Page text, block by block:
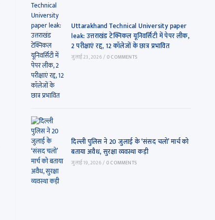
Uttarakhand Technical University paper
leak: उत्तराखंड टेक्निकल यूनिवर्सिटी में पेपर लीक,
2 परीक्षाएं रद्द, 12 कॉलेजों के छात्र प्रभावित
जुलाई 23, 2026 /0 COMMENTS
दिल्ली पुलिस ने 20 जुलाई के ‘संसद चलो’ मार्च को
बताया अवैध, सुरक्षा व्यवस्था कड़ी
जुलाई 19, 2026 /0 COMMENTS